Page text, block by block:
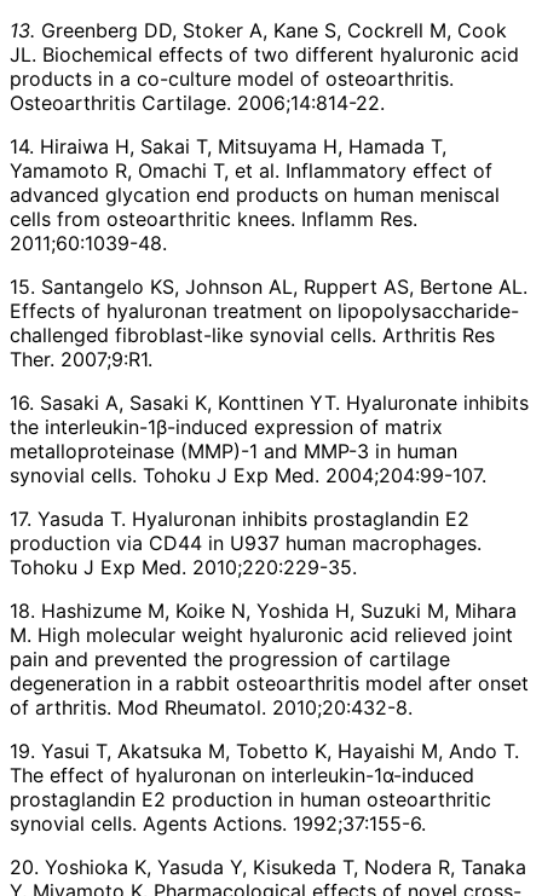
13. Greenberg DD, Stoker A, Kane S, Cockrell M, Cook
JL. Biochemical effects of two different hyaluronic acid
products in a co-culture model of osteoarthritis.
Osteoarthritis Cartilage. 2006;14:814-22.
14. Hiraiwa H, Sakai T, Mitsuyama H, Hamada T,
Yamamoto R, Omachi T, et al. Inflammatory effect of
advanced glycation end products on human meniscal
cells from osteoarthritic knees. Inflamm Res.
2011;60:1039-48.
15. Santangelo KS, Johnson AL, Ruppert AS, Bertone AL.
Effects of hyaluronan treatment on lipopolysaccharide-
challenged fibroblast-like synovial cells. Arthritis Res
Ther. 2007;9:R1.
16. Sasaki A, Sasaki K, Konttinen YT. Hyaluronate inhibits
the interleukin-1β-induced expression of matrix
metalloproteinase (MMP)-1 and MMP-3 in human
synovial cells. Tohoku J Exp Med. 2004;204:99-107.
17. Yasuda T. Hyaluronan inhibits prostaglandin E2
production via CD44 in U937 human macrophages.
Tohoku J Exp Med. 2010;220:229-35.
18. Hashizume M, Koike N, Yoshida H, Suzuki M, Mihara
M. High molecular weight hyaluronic acid relieved joint
pain and prevented the progression of cartilage
degeneration in a rabbit osteoarthritis model after onset
of arthritis. Mod Rheumatol. 2010;20:432-8.
19. Yasui T, Akatsuka M, Tobetto K, Hayaishi M, Ando T.
The effect of hyaluronan on interleukin-1α-induced
prostaglandin E2 production in human osteoarthritic
synovial cells. Agents Actions. 1992;37:155-6.
20. Yoshioka K, Yasuda Y, Kisukeda T, Nodera R, Tanaka
Y, Miyamoto K. Pharmacological effects of novel cross-